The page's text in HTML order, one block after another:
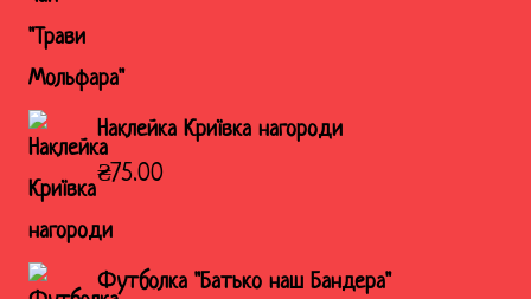
Наклейка Криївка нагороди
₴75.00
Футболка "Батько наш Бандера"